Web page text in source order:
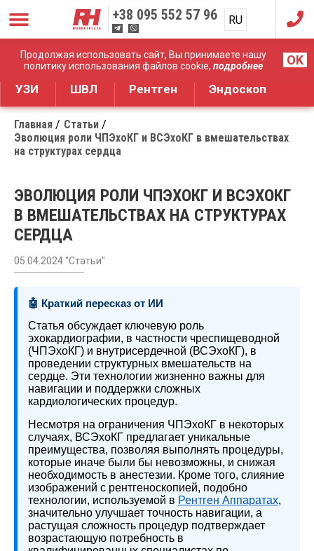
Продолжая использовать сайт, Вы принимаете нашу
политику использования файлов cookie, подробнее OK
+38 095 552 57 96 RU
UA
Дистрибуция медицинского оборудования
УЗИ ШВЛ Рентген Эндоскоп
Главная
Статьи
Эволюция роли ЧПЭхоКГ и ВСЭхоКГ в вмешательствах
на структурах сердца
ЭВОЛЮЦИЯ РОЛИ ЧПЭХОКГ И ВСЭХОКГ
В ВМЕШАТЕЛЬСТВАХ НА СТРУКТУРАХ
СЕРДЦА
05.04.2024 "Статьи"
🤖 Краткий пересказ от ИИ
Статья обсуждает ключевую роль
эхокардиографии, в частности чреспищеводной
(ЧПЭхоКГ) и внутрисердечной (ВСЭхоКГ), в
проведении структурных вмешательств на
сердце. Эти технологии жизненно важны для
навигации и поддержки сложных
кардиологических процедур.
Несмотря на ограничения ЧПЭхоКГ в некоторых
случаях, ВСЭхоКГ предлагает уникальные
преимущества, позволяя выполнять процедуры,
которые иначе были бы невозможны, и снижая
необходимость в анестезии. Кроме того, слияние
изображений с рентгеноскопией, подобно
технологии, используемой в Рентген Аппаратах,
значительно улучшает точность навигации, а
растущая сложность процедур подтверждает
возрастающую потребность в